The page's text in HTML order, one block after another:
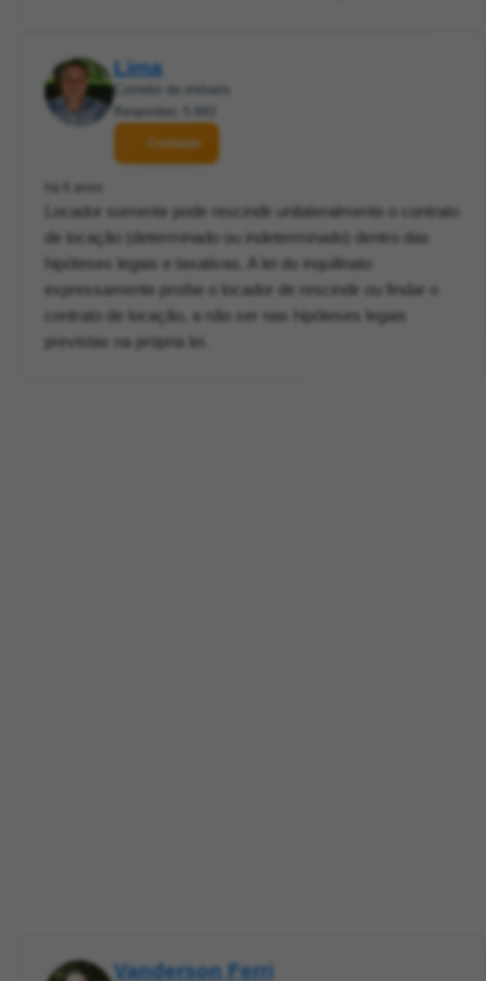
Lima
Corretor de imóveis
Respostas: 5.882
Contatar
há 6 anos
Locador somente pode rescindir unilateralmente o contrato
de locação (determinado ou indeterminado) dentro das
hipóteses legais e taxativas. A lei do inquilinato
expressamente proíbe o locador de rescindir ou findar o
contrato de locação, a não ser nas hipóteses legais
previstas na própria lei.
Vanderson Ferri